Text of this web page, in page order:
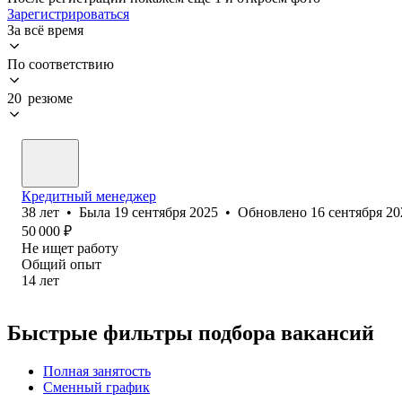
Зарегистрироваться
За всё время
По соответствию
20 резюме
Кредитный менеджер
38 лет • Была 19 сентября 2025 • Обновлено 16 сентября
50 000 ₽
Не ищет работу
Общий опыт
14 лет
Быстрые фильтры подбора вакансий
Полная занятость
Сменный график